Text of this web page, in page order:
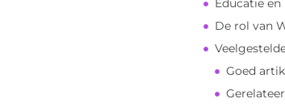
Educatie
De rol van
Goed